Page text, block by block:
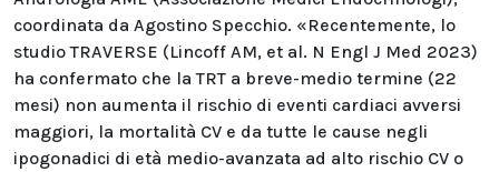
coordinata da Agostino Specchio. «Recentemente, lo
studio TRAVERSE (Lincoff AM, et al. N Engl J Med 2023)
ha confermato che la TRT a breve-medio termine (22
mesi) non aumenta il rischio di eventi cardiaci avversi
maggiori, la mortalità CV e da tutte le cause negli
ipogonadici di età medio-avanzata ad alto rischio CV o